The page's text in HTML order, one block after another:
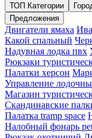
ТОП Категории
Предложения
Двигатели ямаха
Какой спальный
Надувная лодка пвх
Рюкзаки
Палатки херсон
Управление
Магазин
Скандинавские
Палатка tramp space
Налобный фонарь